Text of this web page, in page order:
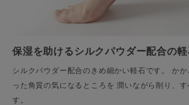
保湿を助けるシルクパウダー配合の
シルクパウダー配合のきめ細かい軽石です。 か
った角質の気になるところを 潤いながら削り、す
す。